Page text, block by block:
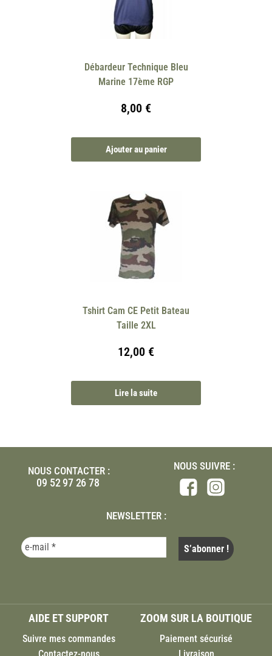
Débardeur Technique Bleu
Marine 17ème RGP
8,00 €
Ajouter au panier
Tshirt Cam CE Petit Bateau
Taille 2XL
12,00 €
Lire la suite
NOUS CONTACTER :
09 52 97 26 78
NOUS SUIVRE :
NEWSLETTER :
AIDE ET SUPPORT
Suivre mes commandes
ZOOM SUR LA BOUTIQUE
Paiement sécurisé